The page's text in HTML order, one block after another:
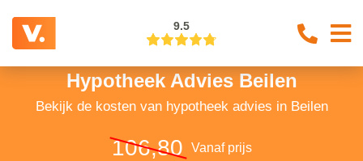
9.5
Hypotheek Advies Beilen
Bekijk de kosten van hypotheek advies in Beilen
106,80 Vanaf prijs